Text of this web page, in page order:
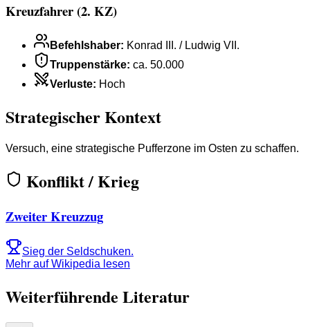
Kreuzfahrer (2. KZ)
Befehlshaber: Konrad III. / Ludwig VII.
Truppenstärke: ca. 50.000
Verluste: Hoch
Strategischer Kontext
Versuch, eine strategische Pufferzone im Osten zu schaffen.
Konflikt / Krieg
Zweiter Kreuzzug
Sieg der Seldschuken.
Mehr auf Wikipedia lesen
Weiterführende Literatur